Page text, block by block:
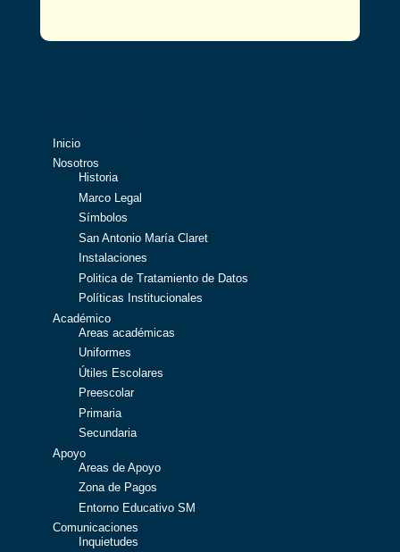
Inicio
Nosotros
Historia
Marco Legal
Símbolos
San Antonio María Claret
Instalaciones
Politica de Tratamiento de Datos
Políticas Institucionales
Académico
Areas académicas
Uniformes
Útiles Escolares
Preescolar
Primaria
Secundaria
Apoyo
Areas de Apoyo
Zona de Pagos
Entorno Educativo SM
Comunicaciones
Inquietudes